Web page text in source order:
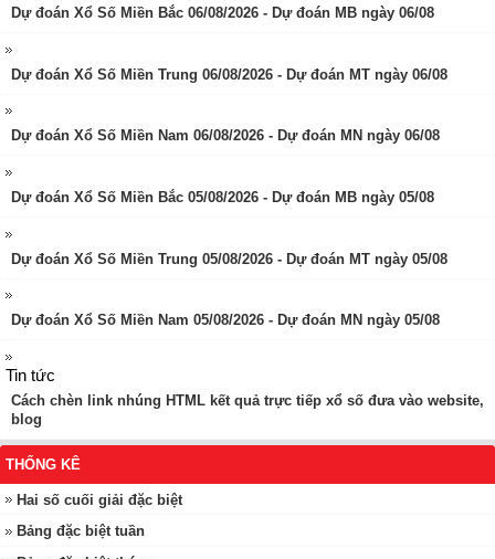
Dự đoán Xổ Số Miền Bắc 06/08/2026 - Dự đoán MB ngày 06/08
Dự đoán Xổ Số Miền Trung 06/08/2026 - Dự đoán MT ngày 06/08
Dự đoán Xổ Số Miền Nam 06/08/2026 - Dự đoán MN ngày 06/08
Dự đoán Xổ Số Miền Bắc 05/08/2026 - Dự đoán MB ngày 05/08
Dự đoán Xổ Số Miền Trung 05/08/2026 - Dự đoán MT ngày 05/08
Dự đoán Xổ Số Miền Nam 05/08/2026 - Dự đoán MN ngày 05/08
Tin tức
Cách chèn link nhúng HTML kết quả trực tiếp xổ số đưa vào website,
blog
THỐNG KÊ
Hai số cuối giải đặc biệt
Bảng đặc biệt tuần